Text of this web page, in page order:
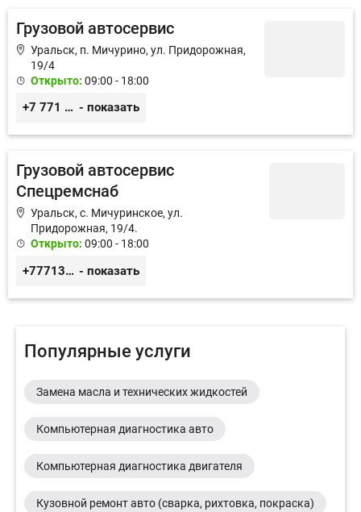
Грузовой автосервис
Уральск, п. Мичурино, ул. Придорожная,
19/4
Открыто: 09:00 - 18:00
+7 771 771 4555 - показать
Грузовой автосервис
Спецремснаб
Уральск, с. Мичуринское, ул.
Придорожная, 19/4.
Открыто: 09:00 - 18:00
+77713061545 - показать
Популярные услуги
Замена масла и технических жидкостей
Компьютерная диагностика авто
Компьютерная диагностика двигателя
Кузовной ремонт авто (сварка, рихтовка, покраска)